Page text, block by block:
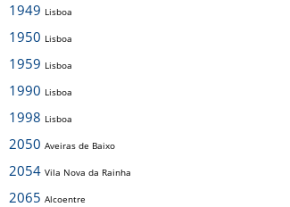
1949 Lisboa
1950 Lisboa
1959 Lisboa
1990 Lisboa
1998 Lisboa
2050 Aveiras de Baixo
2054 Vila Nova da Rainha
2065 Alcoentre